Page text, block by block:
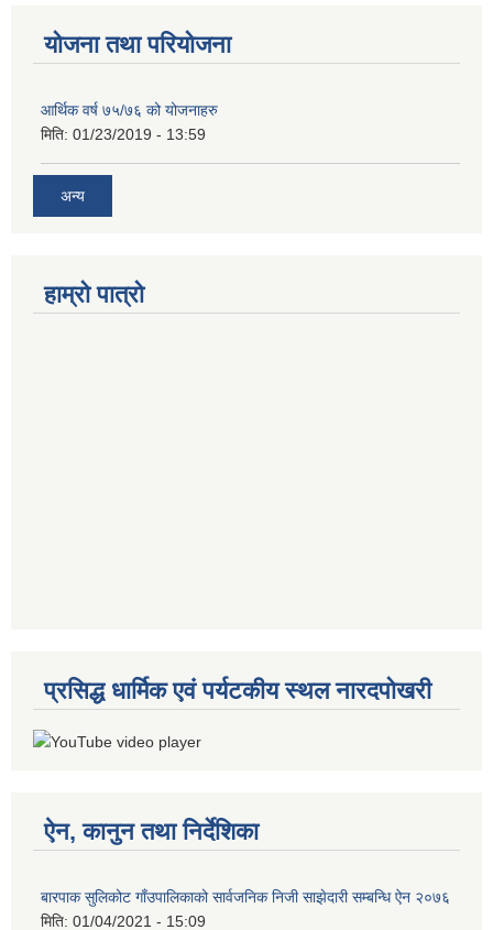
योजना तथा परियोजना
आर्थिक वर्ष ७५/७६ को योजनाहरु
मिति: 01/23/2019 - 13:59
अन्य
हाम्रो पात्रो
प्रसिद्ध धार्मिक एवं पर्यटकीय स्थल नारदपोखरी
ऐन, कानुन तथा निर्देशिका
बारपाक सुलिकोट गाँउपालिकाको सार्वजनिक निजी साझेदारी सम्बन्धि ऐन २०७६
मिति: 01/04/2021 - 15:09